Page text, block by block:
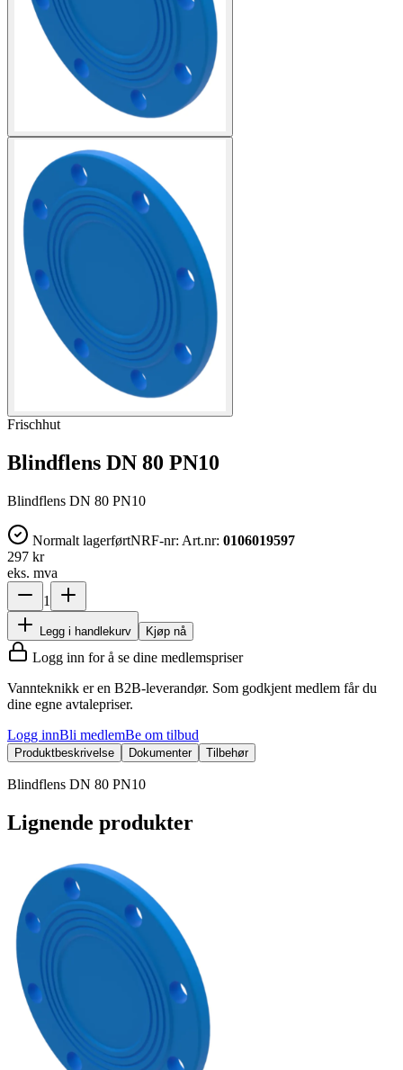
Frischhut
Blindflens DN 80 PN10
Blindflens DN 80 PN10
Normalt lagerførtNRF-nr: Art.nr: 0106019597
297 kr
eks. mva
1
Legg i handlekurv Kjøp nå
Logg inn for å se dine medlemspriser
Vannteknikk er en B2B-leverandør. Som godkjent medlem får du
dine egne avtalepriser.
Logg innBli medlemBe om tilbud
Produktbeskrivelse Dokumenter Tilbehør
Blindflens DN 80 PN10
Lignende produkter